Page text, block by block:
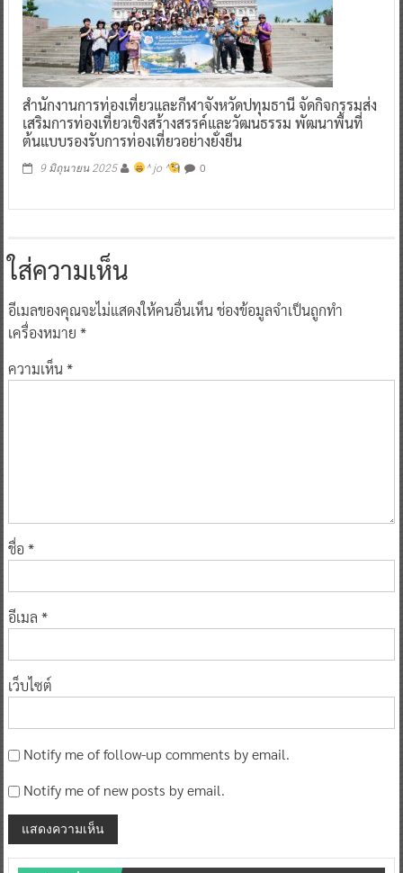
สำนักงานการท่องเที่ยวและกีฬาจังหวัดปทุมธานี จัดกิจกรรมส่ง
เสริมการท่องเที่ยวเชิงสร้างสรรค์และวัฒนธรรม พัฒนาพื้นที่
ต้นแบบรองรับการท่องเที่ยวอย่างยั่งยืน
9 มิถุนายน 2025 ^ jo ^ 0
ใส่ความเห็น
อีเมลของคุณจะไม่แสดงให้คนอื่นเห็นช่องข้อมูลจำเป็นถูกทำ
เครื่องหมาย *
ความเห็น*
ชื่อ *
อีเมล *
เว็บไซต์
Notify me of follow-up comments by email.
Notify me of new posts by email.